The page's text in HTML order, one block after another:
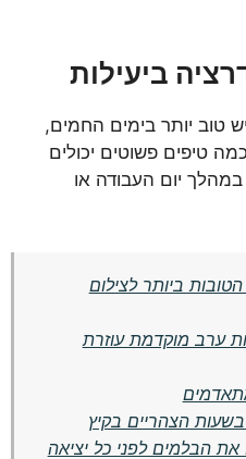
ביעילות
טוב יותר בימים החמים,
טיפים פשוטים יכולים
יום העבודה או
ביותר לצילום
ערב מוקדמת עוזרת
הצהריים בקיץ
את הבלמים לפני כל יציאה